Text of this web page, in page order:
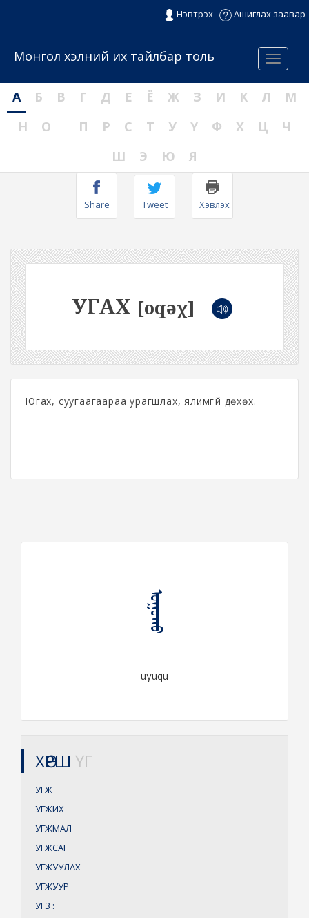
Нэвтрэх Ашиглах заавар
Menu
Монгол хэлний их тайлбар толь
А Б В Г Д Е Ё Ж З И К Л
М
Н
О П Р С Т У Ү Ф Х Ц
Ч
Ш
Э Ю Я
Share Tweet Хэвлэх
УГАХ [oqəχ]
Югах, суугаагаараа урагшлах, ялимгүй дөхөх.
ᠤᠭᠤᠬᠤ
uγuqu
ХӨРШ ҮГ
УГЖ
УГЖИХ
УГЖМАЛ
УГЖСАГ
УГЖУУЛАХ
УГЖУУР
УГЗ :